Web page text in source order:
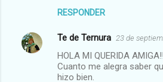
o
RESPONDER
Te de Ternura 23 de
HOLA MI QUERIDA
Cuanto me alegra saber
hizo bien.